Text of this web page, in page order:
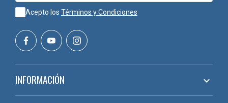
Acepto los Términos y Condiciones
INFORMACIÓN 